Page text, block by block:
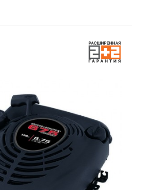
По запросу
650 - это 4-х тактный двигатель ...